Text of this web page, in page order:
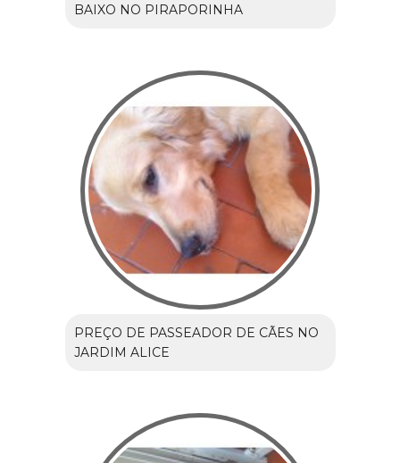
BAIXO NO PIRAPORINHA
PREÇO DE PASSEADOR DE CÃES NO
JARDIM ALICE